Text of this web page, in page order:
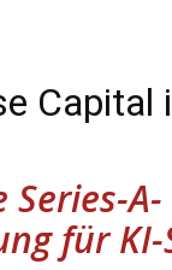
Capital
A-
für